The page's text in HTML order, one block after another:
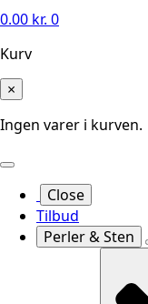
0.00 kr. 0
Kurv
×
Ingen varer i kurven.
Close
Tilbud
Perler & Sten